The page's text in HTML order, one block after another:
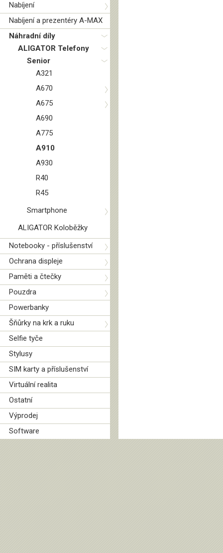
Nabíjení
Nabíjení a prezentéry A-MAX
Náhradní díly
ALIGATOR Telefony
Senior
A321
A670
A675
A690
A775
A910
A930
R40
R45
Smartphone
ALIGATOR Koloběžky
Notebooky - příslušenství
Ochrana displeje
Paměti a čtečky
Pouzdra
Powerbanky
Šňůrky na krk a ruku
Selfie tyče
Stylusy
SIM karty a příslušenství
Virtuální realita
Ostatní
Výprodej
Software